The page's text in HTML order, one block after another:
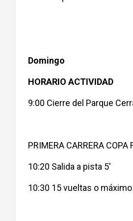
Domingo
HORARIO ACTIVIDAD
9:00 Cierre del Parque
PRIMERA CARRERA COPA
10:20 Salida a pista 5′
10:30 15 vueltas o